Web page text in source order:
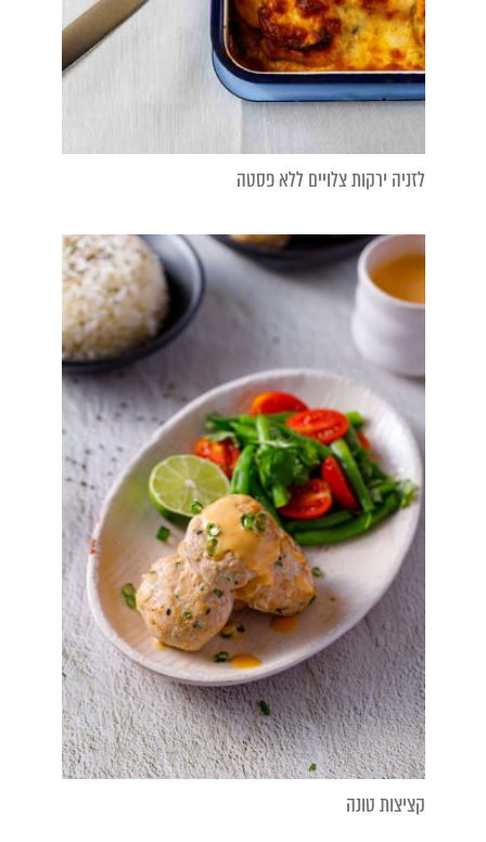
לזניה ירקות צלויים ללא פסטה
קציצות טונה